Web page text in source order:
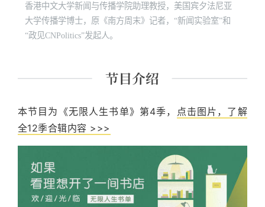
香港中文大学新闻与传播学院助理教授，美国宾夕法尼亚
大学传播学博士，原《南方周末》记者，“新闻实验室”和
“政见CNPolitics”发起人。
本节目为《无限人生书单》第4季，
点击图片，了解
全12季合辑内容 >>>